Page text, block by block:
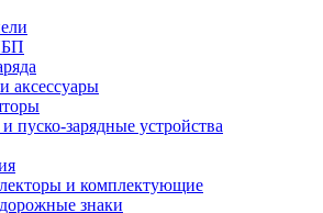
аксессуары
пуско-зарядные устройства
и комплектующие
знаки